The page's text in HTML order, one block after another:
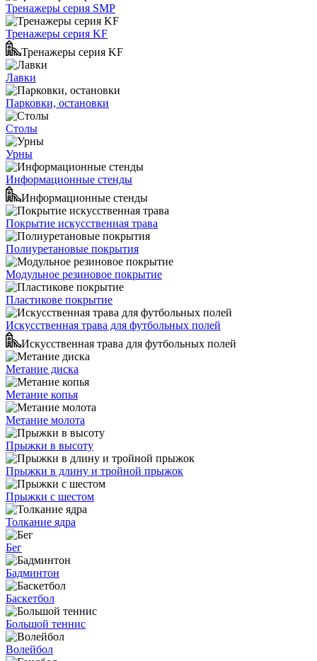
Тренажеры серия SMP
Тренажеры серия KF
Тренажеры серия KF
Лавки
Парковки, остановки
Столы
Урны
Информационные стенды
Информационные стенды
Покрытие искусственная трава
Полиуретановые покрытия
Модульное резиновое покрытие
Пластикове покрытие
Искусственная трава для футбольных полей
Искусственная трава для футбольных полей
Метание диска
Метание копья
Метание молота
Прыжки в высоту
Прыжки в длину и тройной прыжок
Прыжки с шестом
Толкание ядра
Бег
Бадминтон
Баскетбол
Большой теннис
Волейбол